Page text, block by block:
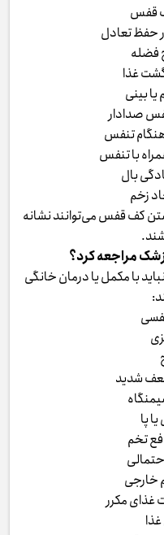
قفس
حفظ تعادل
فضله
غذا
بینی
صدادار
تنفس
با تنفس
بال
زخم
کف قفس می‌توانند نشانه
مراجعه کرد؟
با مکمل یا درمان خانگی
شدید
پا
تخم
خارجی
غذای مکرر